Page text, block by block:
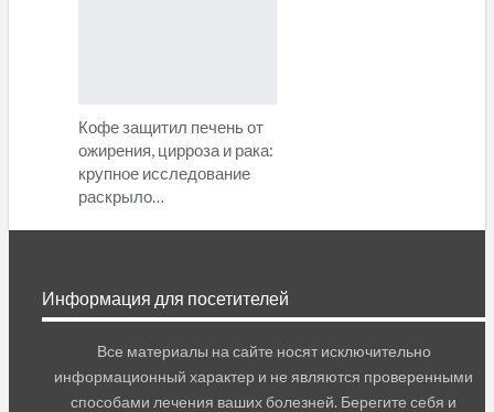
Кофе защитил печень от
ожирения, цирроза и рака:
крупное исследование
раскрыло…
Информация для посетителей
Все материалы на сайте носят исключительно
информационный характер и не являются проверенными
способами лечения ваших болезней. Берегите себя и